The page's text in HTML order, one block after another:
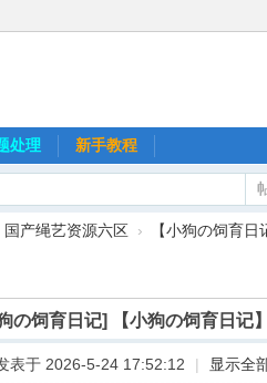
处理 新手教程
国产绳艺资源六区 › 【小狗の饲育
の饲育日记] 【小狗の饲育日记
表于 2026-5-24 17:52:12 显示全